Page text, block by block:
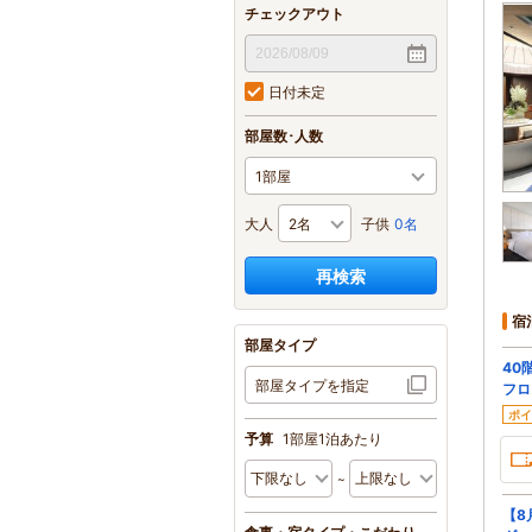
チェックアウト
日付未定
部屋数･人数
大人 子供 0名
再検索
部屋タイプ
部屋タイプを指定
予算 1部屋1泊あたり
宿
40
フ
ポ
【